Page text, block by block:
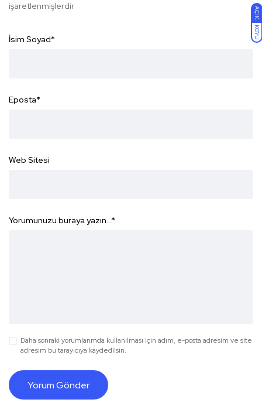
AÇIK
KOYU
işaretlenmişlerdir
İsim Soyad*
Eposta*
Web Sitesi
Yorumunuzu buraya yazın...*
Daha sonraki yorumlarımda kullanılması için adım, e-posta adresim ve site
adresim bu tarayıcıya kaydedilsin.